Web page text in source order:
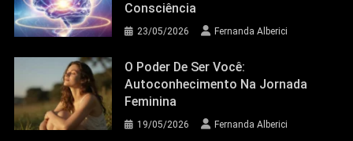
Consciência
23/05/2026 Fernanda Alberici
O Poder De Ser Você:
Autoconhecimento Na Jornada
Feminina
19/05/2026 Fernanda Alberici